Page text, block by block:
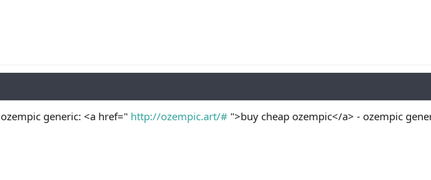
ozempic generic: <a href=" http://ozempic.art/# ">buy cheap ozempic</a> - ozempic